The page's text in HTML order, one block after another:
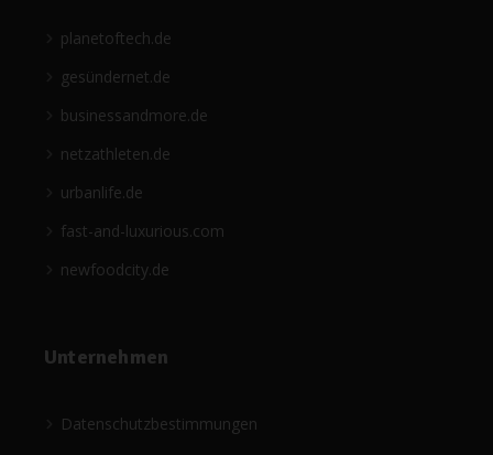
planetoftech.de
gesündernet.de
businessandmore.de
netzathleten.de
urbanlife.de
fast-and-luxurious.com
newfoodcity.de
Unternehmen
Datenschutzbestimmungen